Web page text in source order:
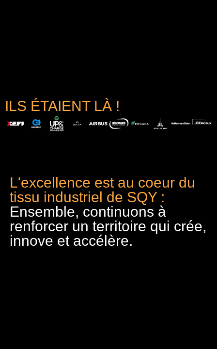
ILS ÉTAIENT LÀ !
L'excellence est au coeur du
tissu industriel de SQY :
Ensemble, continuons à
renforcer un territoire qui crée,
innove et accélère.